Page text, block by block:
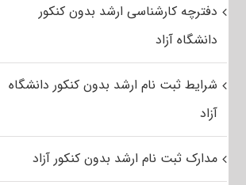
دفترچه کارشناسی ارشد بدون کنکور
دانشگاه آزاد
شرایط ثبت نام ارشد بدون کنکور دانشگاه
آزاد
مدارک ثبت نام ارشد بدون کنکور آزاد